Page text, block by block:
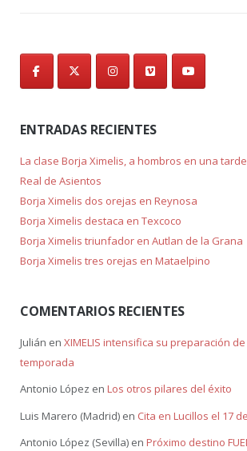
ENTRADAS RECIENTES
La clase Borja Ximelis, a hombros en una
Real de Asientos
Borja Ximelis dos orejas en Reynosa
Borja Ximelis destaca en Texcoco
Borja Ximelis triunfador en Autlan de la Grana
Borja Ximelis tres orejas en Mataelpino
COMENTARIOS RECIENTES
Julián en XIMELIS intensifica su preparación
temporada
Antonio López en Los otros pilares del éxito
Luis Marero (Madrid)en Cita en Lucillos el 17
Antonio López (Sevilla)en Próximo destino